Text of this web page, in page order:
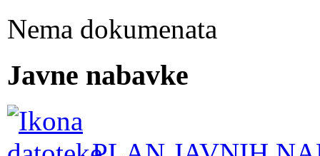
Nema dokumenata
Javne nabavke